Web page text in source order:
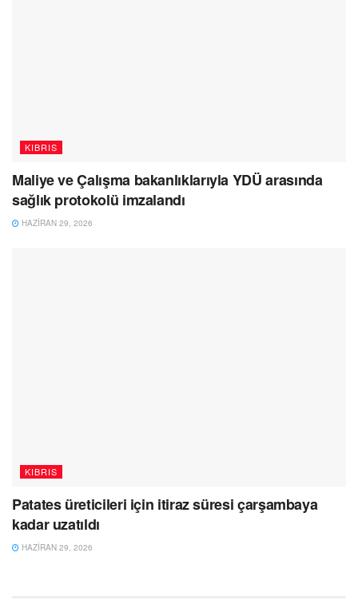
KIBRIS
Maliye ve Çalışma bakanlıklarıyla YDÜ arasında
sağlık protokolü imzalandı
HAZIRAN 29, 2026
KIBRIS
Patates üreticileri için itiraz süresi çarşambaya
kadar uzatıldı
HAZIRAN 29, 2026